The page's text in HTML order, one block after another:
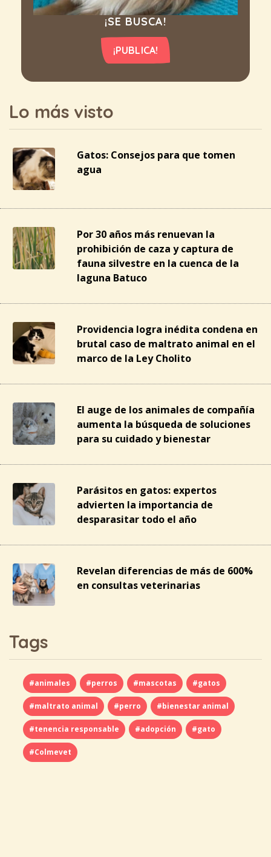
¡SE BUSCA!
¡PUBLICA!
Lo más visto
Gatos: Consejos para que tomen
agua
Por 30 años más renuevan la
prohibición de caza y captura de
fauna silvestre en la cuenca de la
laguna Batuco
Providencia logra inédita condena en
brutal caso de maltrato animal en el
marco de la Ley Cholito
El auge de los animales de compañía
aumenta la búsqueda de soluciones
para su cuidado y bienestar
Parásitos en gatos: expertos
advierten la importancia de
desparasitar todo el año
Revelan diferencias de más de 600%
en consultas veterinarias
Tags
#animales #perros #mascotas #gatos
#maltrato animal #perro #bienestar animal
#tenencia responsable #adopción #gato
#Colmevet